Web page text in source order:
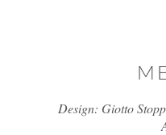
Design: Giotto